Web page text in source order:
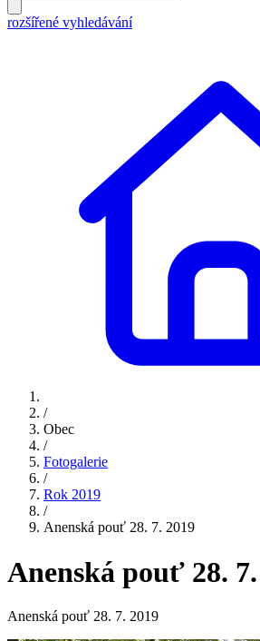
rozšířené vyhledávání
/
Obec
/
Fotogalerie
/
Rok 2019
/
Anenská pouť 28. 7. 2019
Anenská pouť 28. 7.
Anenská pouť 28. 7. 2019